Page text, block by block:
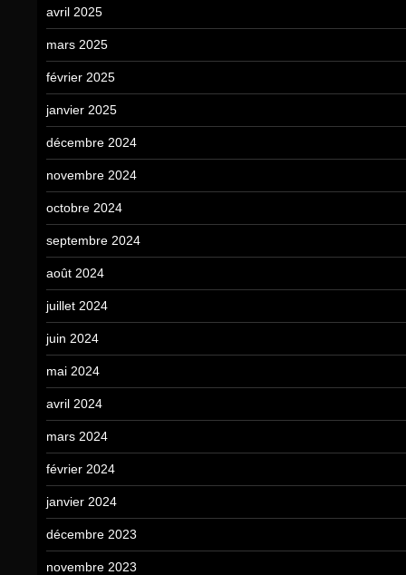
avril 2025
mars 2025
février 2025
janvier 2025
décembre 2024
novembre 2024
octobre 2024
septembre 2024
août 2024
juillet 2024
juin 2024
mai 2024
avril 2024
mars 2024
février 2024
janvier 2024
décembre 2023
novembre 2023